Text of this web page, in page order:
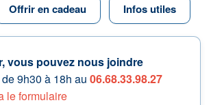
Offrir en cadeau Infos utiles
vous pouvez nous joindre
9h30 à 18h au 06.68.33.98.27
le formulaire